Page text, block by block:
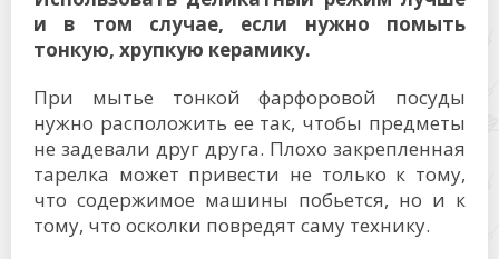
и в том случае, если нужно помыть
тонкую, хрупкую керамику.
При мытье тонкой фарфоровой посуды
нужно расположить ее так, чтобы предметы
не задевали друг друга. Плохо закрепленная
тарелка может привести не только к тому,
что содержимое машины побьется, но и к
тому, что осколки повредят саму технику.